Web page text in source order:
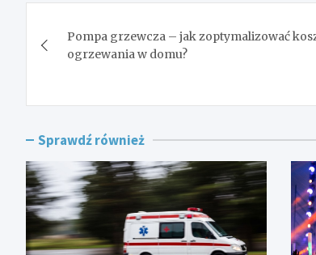
wpisu
Pompa grzewcza – jak zoptymalizować
ogrzewania w domu?
Sprawdź również